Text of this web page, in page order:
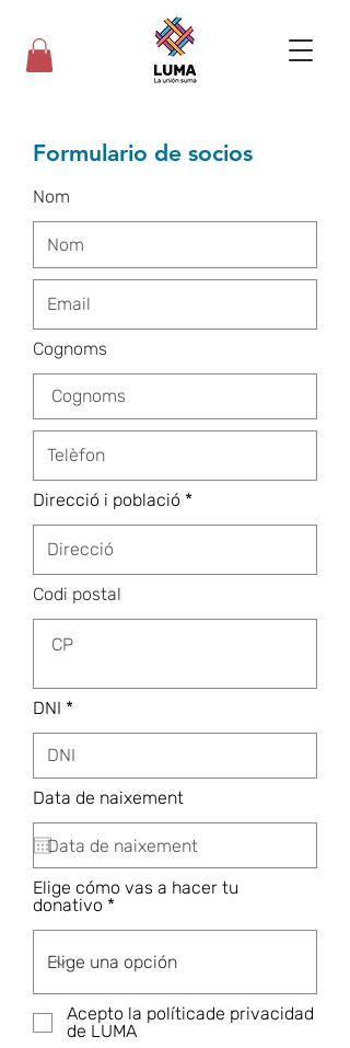
Formulario de socios
Nom
Cognoms
Direcció i població
Codi postal
DNI
Data de naixement
Elige cómo vas a hacer tu
donativo
Acepto la políticade privacidad
de LUMA